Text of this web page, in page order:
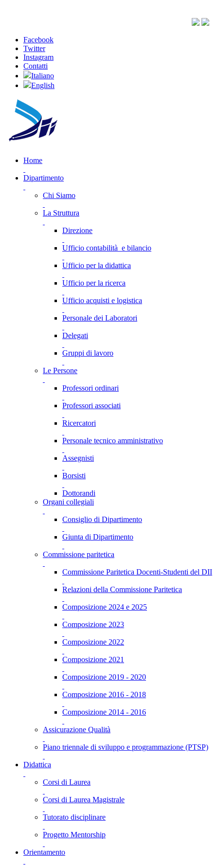
Facebook
Twitter
Instagram
Contatti
Italiano
English
Home
Dipartimento
Chi Siamo
La Struttura
Direzione
Ufficio contabilità e bilancio
Ufficio per la didattica
Ufficio per la ricerca
Ufficio acquisti e logistica
Personale dei Laboratori
Delegati
Gruppi di lavoro
Le Persone
Professori ordinari
Professori associati
Ricercatori
Personale tecnico amministrativo
Assegnisti
Borsisti
Dottorandi
Organi collegiali
Consiglio di Dipartimento
Giunta di Dipartimento
Commissione paritetica
Commissione Paritetica Docenti-Studenti del DII
Relazioni della Commissione Paritetica
Composizione 2024 e 2025
Composizione 2023
Composizione 2022
Composizione 2021
Composizione 2019 - 2020
Composizione 2016 - 2018
Composizione 2014 - 2016
Assicurazione Qualità
Piano triennale di sviluppo e programmazione (PTSP)
Didattica
Corsi di Laurea
Corsi di Laurea Magistrale
Tutorato disciplinare
Progetto Mentorship
Orientamento